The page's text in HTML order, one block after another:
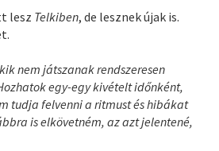
lesz Telkiben, de lesznek újak is.
nem játszanak rendszeresen
egy-egy kivételt időnként,
tudja felvenni a ritmust és hibákat
is elkövetném, az azt jelentené,